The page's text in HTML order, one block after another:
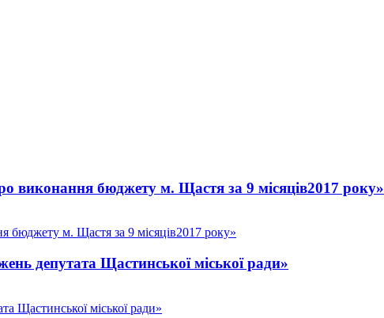
виконання бюджету м. Щастя за 9 місяців2017 року»
бюджету м. Щастя за 9 місяців2017 року»
депутата Щастинської міської ради»
Щастинської міської ради»